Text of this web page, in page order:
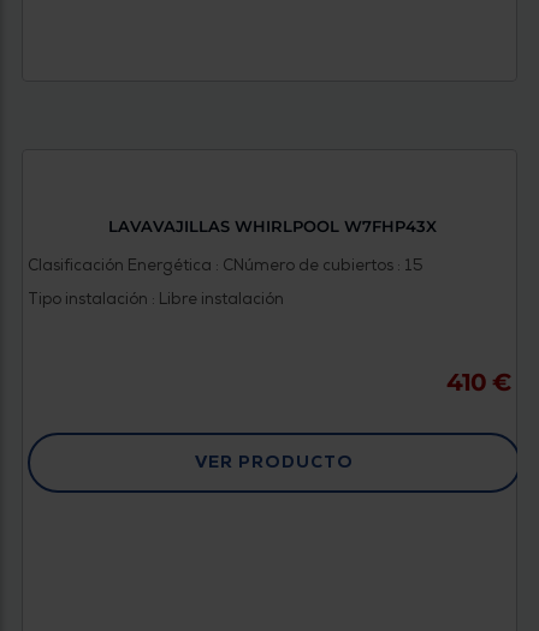
LAVAVAJILLAS WHIRLPOOL W7FHP43X
Clasificación Energética : CNúmero de cubiertos : 15
Tipo instalación : Libre instalación
410 €
VER PRODUCTO